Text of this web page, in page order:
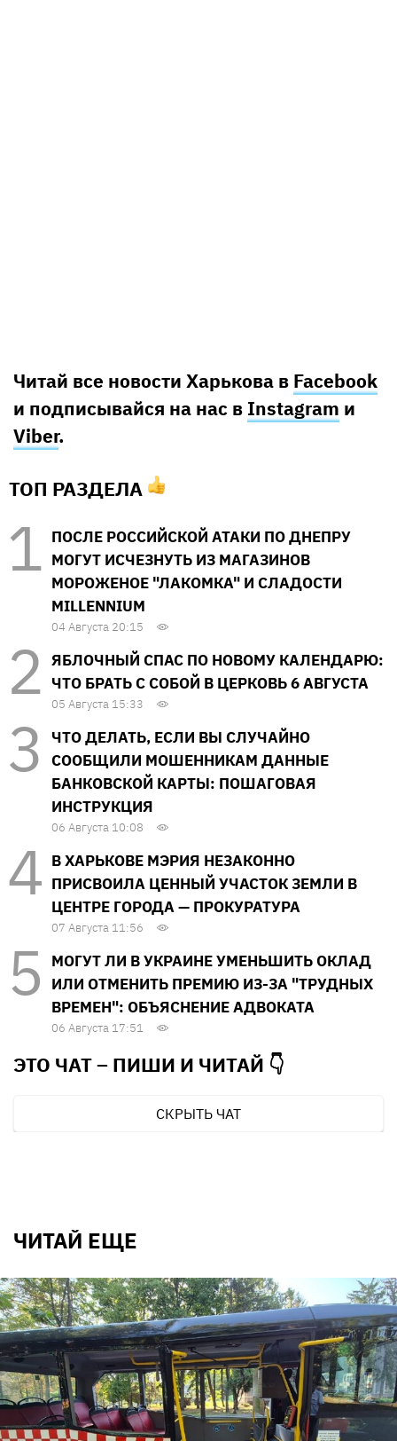
Читай все новости Харькова в Facebook
и подписывайся на нас в Instagram и
Viber.
ТОП РАЗДЕЛА
ПОСЛЕ РОССИЙСКОЙ АТАКИ ПО ДНЕПРУ
МОГУТ ИСЧЕЗНУТЬ ИЗ МАГАЗИНОВ
МОРОЖЕНОЕ "ЛАКОМКА" И СЛАДОСТИ
MILLENNIUM
04 Августа 20:15
ЯБЛОЧНЫЙ СПАС ПО НОВОМУ КАЛЕНДАРЮ:
ЧТО БРАТЬ С СОБОЙ В ЦЕРКОВЬ 6 АВГУСТА
05 Августа 15:33
ЧТО ДЕЛАТЬ, ЕСЛИ ВЫ СЛУЧАЙНО
СООБЩИЛИ МОШЕННИКАМ ДАННЫЕ
БАНКОВСКОЙ КАРТЫ: ПОШАГОВАЯ
ИНСТРУКЦИЯ
06 Августа 10:08
В ХАРЬКОВЕ МЭРИЯ НЕЗАКОННО
ПРИСВОИЛА ЦЕННЫЙ УЧАСТОК ЗЕМЛИ В
ЦЕНТРЕ ГОРОДА — ПРОКУРАТУРА
07 Августа 11:56
МОГУТ ЛИ В УКРАИНЕ УМЕНЬШИТЬ ОКЛАД
ИЛИ ОТМЕНИТЬ ПРЕМИЮ ИЗ-ЗА "ТРУДНЫХ
ВРЕМЕН": ОБЪЯСНЕНИЕ АДВОКАТА
06 Августа 17:51
ЭТО ЧАТ – ПИШИ И ЧИТАЙ 👇
СКРЫТЬ ЧАТ
ЧИТАЙ ЕЩЕ